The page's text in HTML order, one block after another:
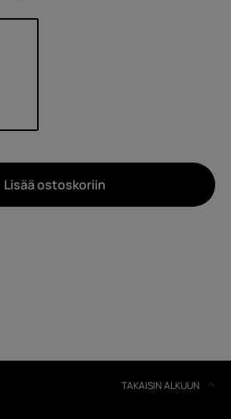
Lisää ostoskoriin
TAKAISIN ALKUUN